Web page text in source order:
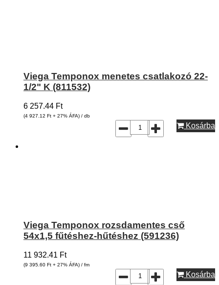
Viega Temponox menetes csatlakozó 22-
1/2" K (811532)
6 257.44 Ft
(4 927.12 Ft + 27% ÁFA) / db
Kosárba
Viega Temponox rozsdamentes cső
54x1,5 fűtéshez-hűtéshez (591236)
11 932.41 Ft
(9 395.60 Ft + 27% ÁFA) / fm
Kosárba